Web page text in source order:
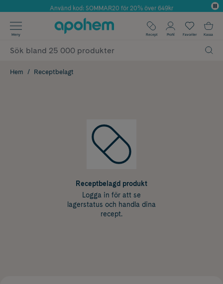
Årets Butik 2025 inom Skönhet
Använd kod: SOMMAR20 för 20% över 649kr
✓ Fri frakt
✓ Poäng på alla köp*
Meny Recept Profil Favoriter Kassa
Hem Receptbelagt
Receptbelagd produkt
Logga in för att se
lagerstatus och handla dina
recept.